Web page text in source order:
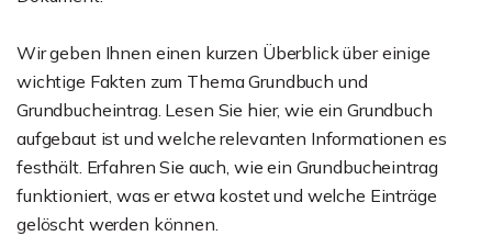
Wir geben Ihnen einen kurzen Überblick über einige
wichtige Fakten zum Thema Grundbuch und
Grundbucheintrag. Lesen Sie hier, wie ein Grundbuch
aufgebaut ist und welche relevanten Informationen es
festhält. Erfahren Sie auch, wie ein Grundbucheintrag
funktioniert, was er etwa kostet und welche Einträge
gelöscht werden können.